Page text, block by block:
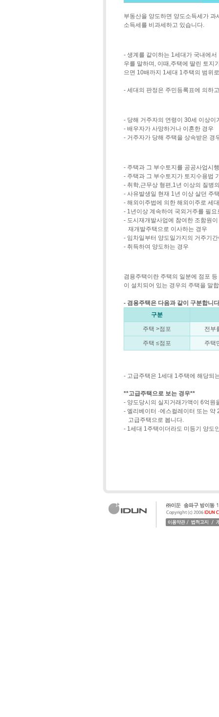
부동산을 양도하면 양도소득세가
소득세를 비과세하고 있습니다.
- 생계를 같이하는 1세대가 국내에
우를 말하며, 이때,주택에 딸린 토지
으면 10배까지 1세대 1주택의 범위
- 세대의 판정은 주민등록표에 의하
- 당해 거주자의 연령이 30세 이상
- 배우자가 사망하거나 이혼한 경우
- 거주자가 당해 주택을 상속받은 경
- 주택과 그 부수토지를 공공사업시
- 주택과 그 부수토지가 토지수용법
- 취학,근무상 형편,1년 이상의 질병
- 사유발생일 현재 1년 이상 살던 주
- 해외이주법에 의한 해외이주로 세
- 1년이상 계속하여 국외거주를 필
- 도시재개발사업에 참여한 조함원
재개발주택으로 이사하는 경우
- 임차일부터 양도일가지의 거주기
- 취득하여 양도하는 경우
겸용주택이란 주택의 일분에 점포
이 설치되어 있는 경우의 주택을 말
- 겸용주택은 다음과 같이 구분합니
구분
주택 >점포 전부
주택 ≤점포 주택
- 고급주택은 1세대 1주택에 해당되
**고급주택으로 보는 경우**
- 양도당시의 실지거래가액이 6억원
- 엘리베이터 ·에스컬레이터 또는
고급주택으로 봅니다.
- 1세대 1주택이더라도 미등기 양도